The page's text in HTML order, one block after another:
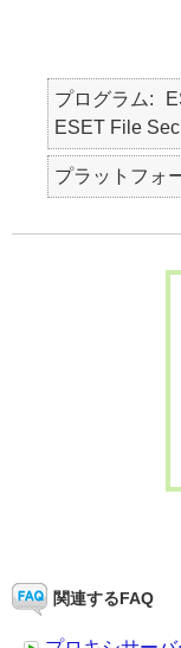
プログラム
ESET File
プラットフォ
関連するFAQ